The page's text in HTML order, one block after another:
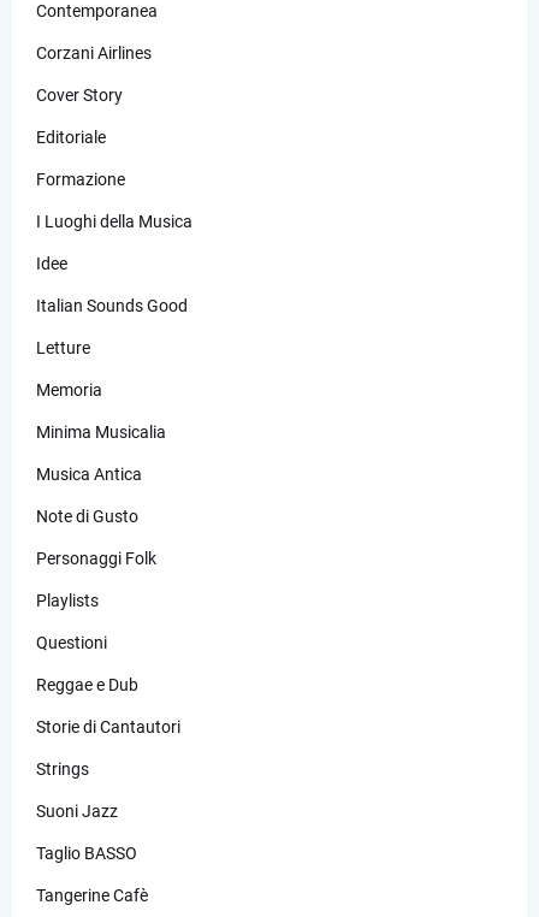
Contemporanea
Corzani Airlines
Cover Story
Editoriale
Formazione
I Luoghi della Musica
Idee
Italian Sounds Good
Letture
Memoria
Minima Musicalia
Musica Antica
Note di Gusto
Personaggi Folk
Playlists
Questioni
Reggae e Dub
Storie di Cantautori
Strings
Suoni Jazz
Taglio BASSO
Tangerine Cafè